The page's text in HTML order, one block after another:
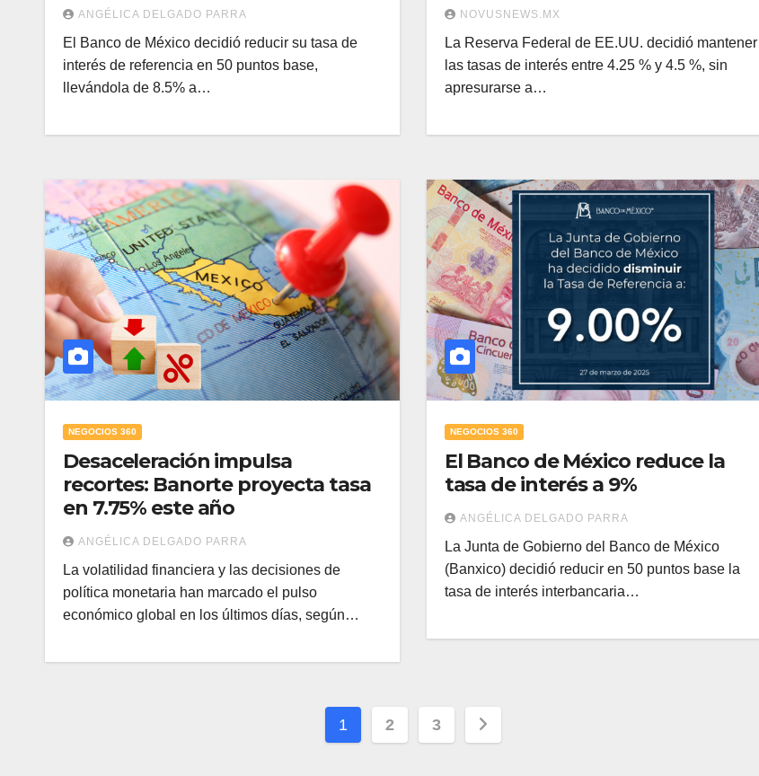
ANGÉLICA DELGADO PARRA
El Banco de México decidió reducir su tasa de
interés de referencia en 50 puntos base,
llevándola de 8.5% a…
NOVUSNEWS.MX
La Reserva Federal de EE.UU. decidió mantener
las tasas de interés entre 4.25 % y 4.5 %, sin
apresurarse a…
NEGOCIOS 360
Desaceleración impulsa
recortes: Banorte proyecta tasa
en 7.75% este año
ANGÉLICA DELGADO PARRA
La volatilidad financiera y las decisiones de
política monetaria han marcado el pulso
económico global en los últimos días, según…
NEGOCIOS 360
El Banco de México reduce la
tasa de interés a 9%
ANGÉLICA DELGADO PARRA
La Junta de Gobierno del Banco de México
(Banxico) decidió reducir en 50 puntos base la
tasa de interés interbancaria…
Paginación
1 2 3